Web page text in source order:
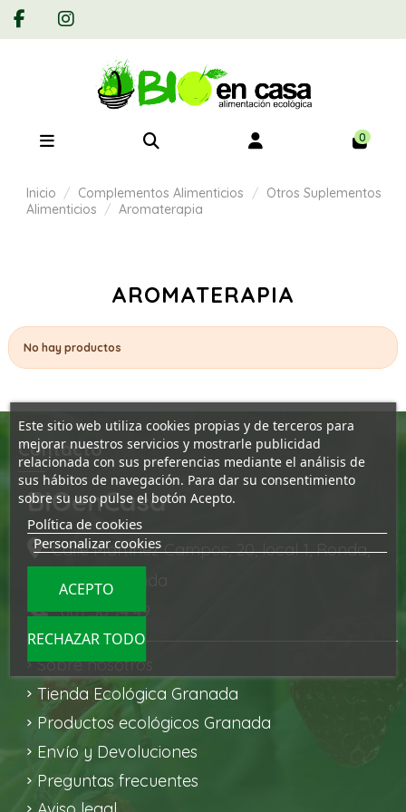
0
Inicio Complementos Alimenticios
Otros Suplementos
Alimenticios
Aromaterapia
AROMATERAPIA
No hay productos
Sobre nosotros
Tienda Ecológica Granada
Productos ecológicos Granada
Envío y Devoluciones
Preguntas frecuentes
Contacto
BIOenCasa
Calle Martínez Campos, 20, local 1, Ronda,
18002 Granada
661 50 74 49
Este sitio web utiliza cookies propias y de terceros para
mejorar nuestros servicios y mostrarle publicidad
relacionada con sus preferencias mediante el análisis de
sus hábitos de navegación. Para dar su consentimiento
sobre su uso pulse el botón Acepto.
Política de cookies
Personalizar cookies
RECHAZAR TODO
ACEPTO